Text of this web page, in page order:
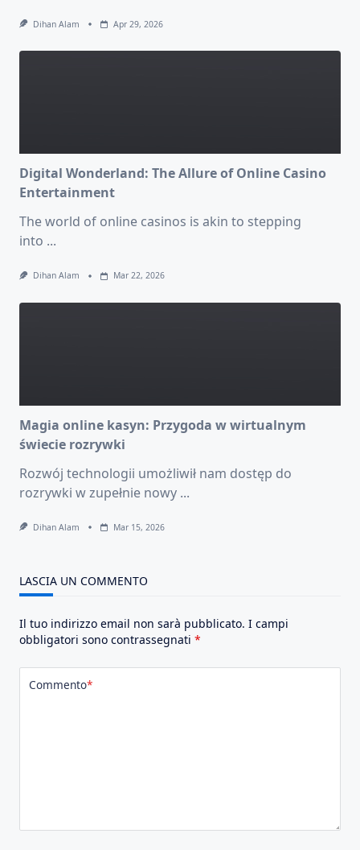
Dihan Alam Apr 29, 2026
Digital Wonderland: The Allure of Online Casino
Entertainment
The world of online casinos is akin to stepping
into ...
Dihan Alam Mar 22, 2026
Magia online kasyn: Przygoda w wirtualnym
świecie rozrywki
Rozwój technologii umożliwił nam dostęp do
rozrywki w zupełnie nowy ...
Dihan Alam Mar 15, 2026
LASCIA UN COMMENTO
Il tuo indirizzo email non sarà pubblicato. I campi
obbligatori sono contrassegnati *
Commento*